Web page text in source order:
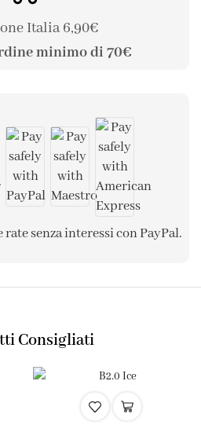
Italia 6,90€
minimo di 70€
rate senza interessi con PayPal.
Consigliati